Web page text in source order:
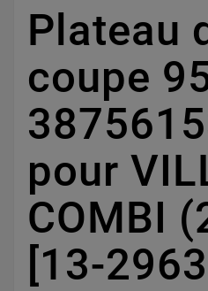
Plateau
coupe
pour
COMBI
[13-